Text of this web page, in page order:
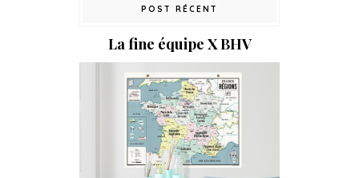
POST RÉCENT
La fine équipe X BHV